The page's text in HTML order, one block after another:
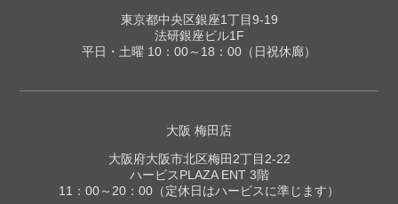
東京都中央区銀座1丁目9-19
法研銀座ビル1F
平日・土曜 10：00～18：00（日祝休廊）
大阪 梅田店
大阪府大阪市北区梅田2丁目2-22
ハービスPLAZA ENT 3階
11：00～20：00（定休日はハービスに準じます）